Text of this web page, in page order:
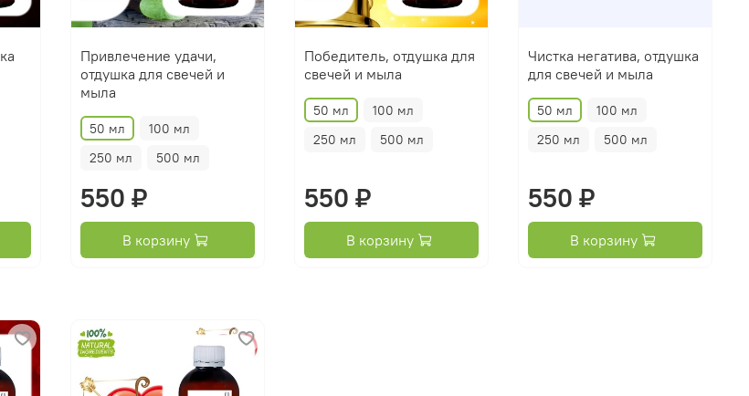
Привлечение удачи,
отдушка для свечей и
мыла
50 мл
100 мл
250 мл
500 мл
550 ₽
В корзину
Победитель, отдушка для
свечей и мыла
50 мл
100 мл
250 мл
500 мл
550 ₽
В корзину
Чистка негатива, отдушка
для свечей и мыла
50 мл
100 мл
250 мл
500 мл
550 ₽
В корзину